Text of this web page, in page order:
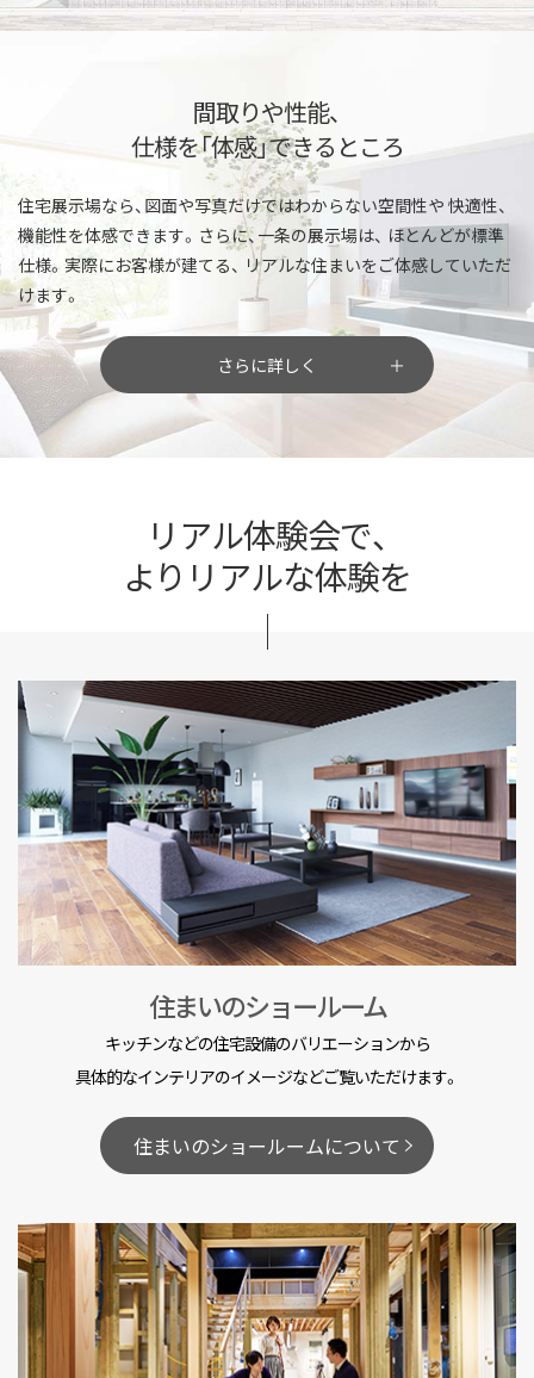
間取りや性能、
仕様を「体感」できるところ
住宅展示場なら、図面や写真だけではわからない空間性や 快適性、
機能性を体感できます。さらに、一条の展示場は、 ほとんどが標準
仕様。実際にお客様が建てる、 リアルな住まいをご体感していただ
けます。
さらに詳しく
リアル体験会で、
よりリアルな体験を
住まいのショールーム
キッチンなどの住宅設備のバリエーションから
具体的なインテリアのイメージなどご覧いただけます。
住まいのショールームについて